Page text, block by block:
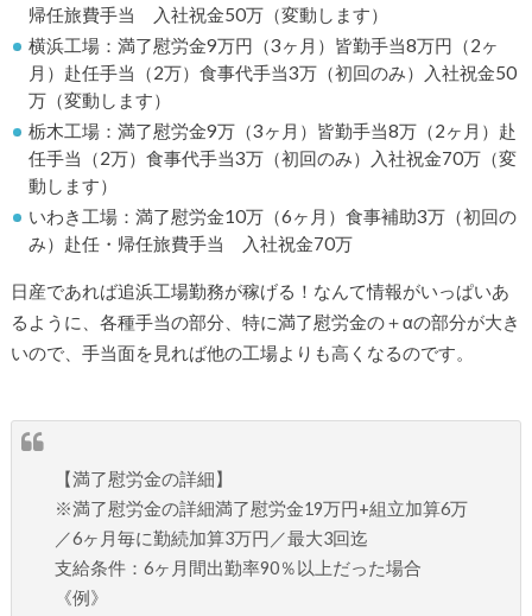
帰任旅費手当 入社祝金50万（変動します）
横浜工場：満了慰労金9万円（3ヶ月）皆勤手当8万円（2ヶ
月）赴任手当（2万）食事代手当3万（初回のみ）入社祝金50
万（変動します）
栃木工場：満了慰労金9万（3ヶ月）皆勤手当8万（2ヶ月）赴
任手当（2万）食事代手当3万（初回のみ）入社祝金70万（変
動します）
いわき工場：満了慰労金10万（6ヶ月）食事補助3万（初回の
み）赴任・帰任旅費手当 入社祝金70万
日産であれば追浜工場勤務が稼げる！なんて情報がいっぱいあ
るように、各種手当の部分、特に満了慰労金の＋αの部分が大き
いので、手当面を見れば他の工場よりも高くなるのです。
【満了慰労金の詳細】
※満了慰労金の詳細満了慰労金19万円+組立加算6万
／6ヶ月毎に勤続加算3万円／最大3回迄
支給条件：6ヶ月間出勤率90％以上だった場合
《例》